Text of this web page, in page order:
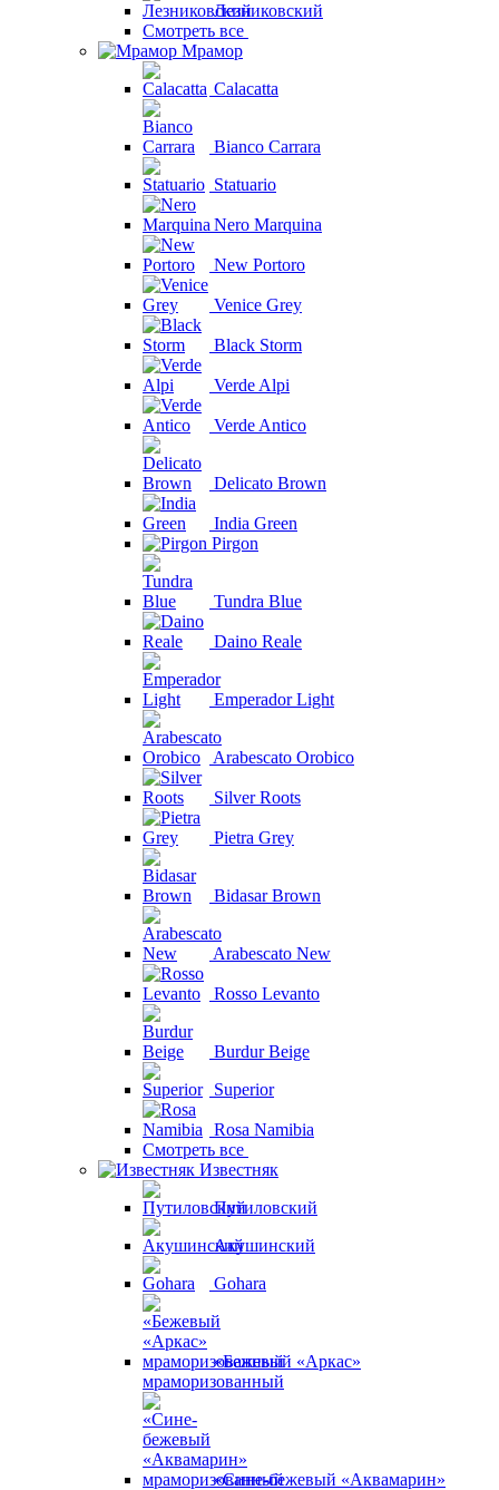
Лезниковский
Смотреть все
Мрамор
Calacatta
Bianco Carrara
Statuario
Nero Marquina
New Portoro
Venice Grey
Black Storm
Verde Alpi
Verde Antico
Delicato Brown
India Green
Pirgon
Tundra Blue
Daino Reale
Emperador Light
Arabescato Orobico
Silver Roots
Pietra Grey
Bidasar Brown
Arabescato New
Rosso Levanto
Burdur Beige
Superior
Rosa Namibia
Смотреть все
Известняк
Путиловский
Акушинский
Gohara
«Бежевый «Аркас»
мраморизованный
«Сине-бежевый «Аквамарин»